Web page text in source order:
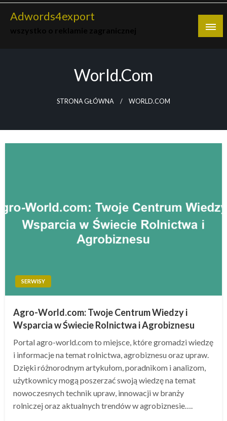
Skip
Adwords4export
World.com
STRONA GŁÓWNA WORLD.COM
SERWISY
Agro-World.com: Twoje Centrum Wiedzy i
Wsparcia w Świecie Rolnictwa i Agrobiznesu
Portal agro-world.com to miejsce, które gromadzi wiedzę
i informacje na temat rolnictwa, agrobiznesu oraz upraw.
Dzięki różnorodnym artykułom, poradnikom i analizom,
użytkownicy mogą poszerzać swoją wiedzę na temat
nowoczesnych technik upraw, innowacji w branży
rolniczej oraz aktualnych trendów w agrobiznesie….